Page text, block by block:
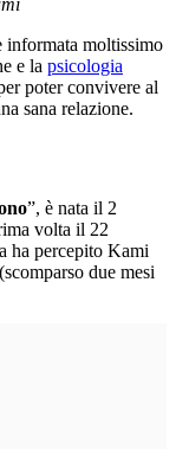
informata moltissimo
e la psicologia
poter convivere al
sana relazione.
”, è nata il 2
volta il 22
ha percepito Kami
due mesi